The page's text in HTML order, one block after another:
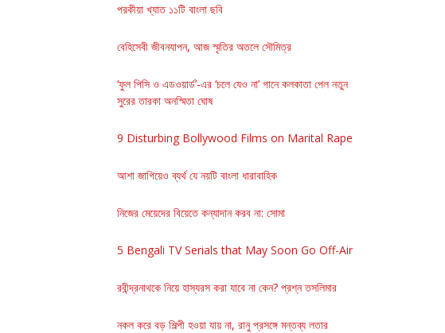
পরকীয়া খ্যাত ১১টি বাংলা ছবি
বেহিসেবী জীবনযাপন, আজ স্মৃতির অতলে সৌমিত্র
‘ফুল পিসি ও এডওয়ার্ড’-এর ‘চলে যেও না’ গানে কলকাতা পেল নতুন
সুরের তারকা অনস্মিতা ঘোষ
9 Disturbing Bollywood Films on Marital Rape
আশা জাগিয়েও ব্যর্থ যে নয়টি বাংলা ধারাবাহিক
নিজের মেয়েদের বিয়েতে কন্যাদান করব না: সোমা
5 Bengali TV Serials that May Soon Go Off-Air
রবীন্দ্রনাথকে নিয়ে হাস্যরস করা যাবে না কেন? প্রশ্ন তসলিমার
নকল করে বড় শিল্পী হওয়া যায় না, রানু প্রসঙ্গে মন্তব্য লতার